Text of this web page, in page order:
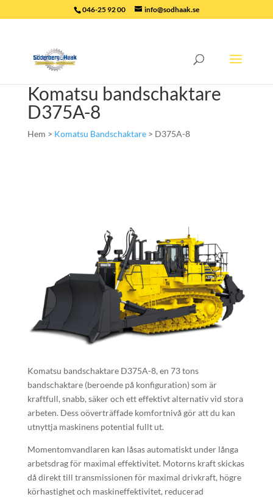
046-25 92 00 info@sodhaak.se
Komatsu bandschaktare
D375A-8
Hem > Komatsu Bandschaktare> D375A-8
Komatsu bandschaktare D375A-8, en 73 tons
bandschaktare (beroende på konfiguration) som är
kraftfull, snabb, säker och ett effektivt alternativ vid stora
arbeten. Dess oöverträffade komfortnivå gör att du kan
utnyttja maskinens potential fullt ut.
Momentomvandlaren kan låsas automatiskt under långa
arbetsdrag för maximal effektivitet. Motorns kraft skickas
då direkt till transmissionen för maximal drivkraft, högre
körhastighet och maskineffektivitet, reducerad